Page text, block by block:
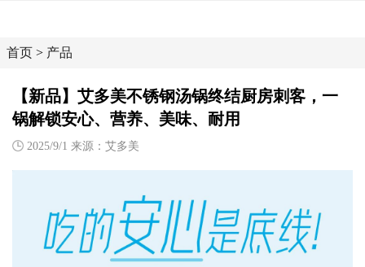
首页 > 产品
【新品】艾多美不锈钢汤锅终结厨房刺客，一
锅解锁安心、营养、美味、耐用
2025/9/1 来源：艾多美